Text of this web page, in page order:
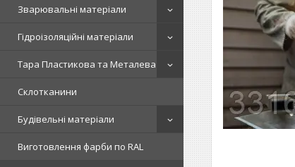
Зварювальні матеріали
Гідроізоляційні матеріали
Тара Пластикова та Металева
Склотканини
Будівельні матеріали
Виготовлення фарби по RAL